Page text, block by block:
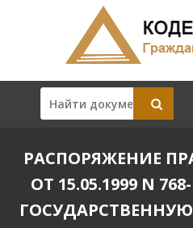
РАСПОРЯЖЕНИЕ
ОТ 15.05.1999 N